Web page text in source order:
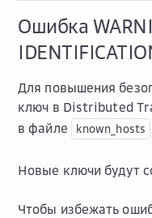
Ошибка
Для повышения
ключ в Distributed
в файле
known_hosts
Новые ключи будут
Чтобы избежать